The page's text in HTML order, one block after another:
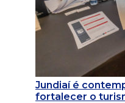
Jundiaí é
fortalecer o